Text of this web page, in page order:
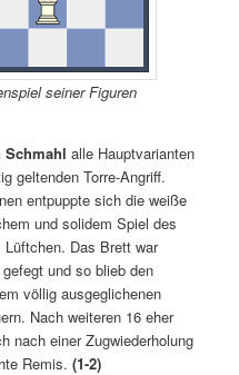
seiner Figuren
Schmahl alle Hauptvarianten
geltenden Torre-Angriff.
entpuppte sich die weiße
und solidem Spiel des
Das Brett war
und so blieb den
völlig ausgeglichenen
Nach weiteren 16 eher
nach einer Zugwiederholung
Remis.(1-2)